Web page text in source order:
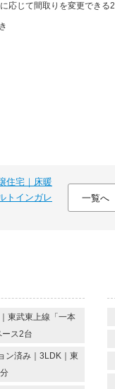
応じて間取りを変更できる
住宅｜床暖
トインガレ
一覧へ
東武東上線「一本
ス2台
ン済み｜3LDK｜東